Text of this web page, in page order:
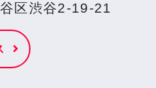
区渋谷2-19-21